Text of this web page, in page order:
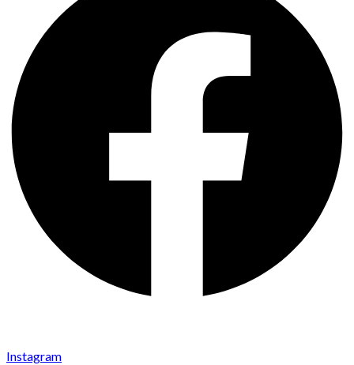
Instagram